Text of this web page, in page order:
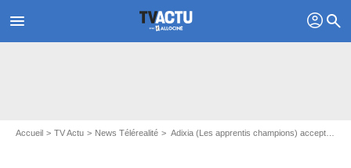
menu profil search
Accueil TV Actu News Télérealité Adixia (Les apprentis champions) accepte un cadeau de Simon Castaldi, son mari voit rouge (spoiler)